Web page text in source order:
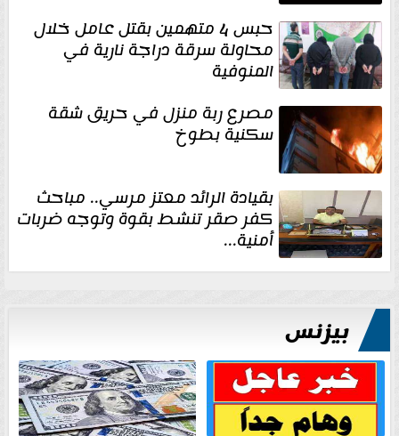
حبس 4 متهمين بقتل عامل خلال
محاولة سرقة دراجة نارية في
المنوفية
مصرع ربة منزل في حريق شقة
سكنية بطوخ
بقيادة الرائد معتز مرسي.. مباحث
كفر صقر تنشط بقوة وتوجه ضربات
أمنية...
بيزنس